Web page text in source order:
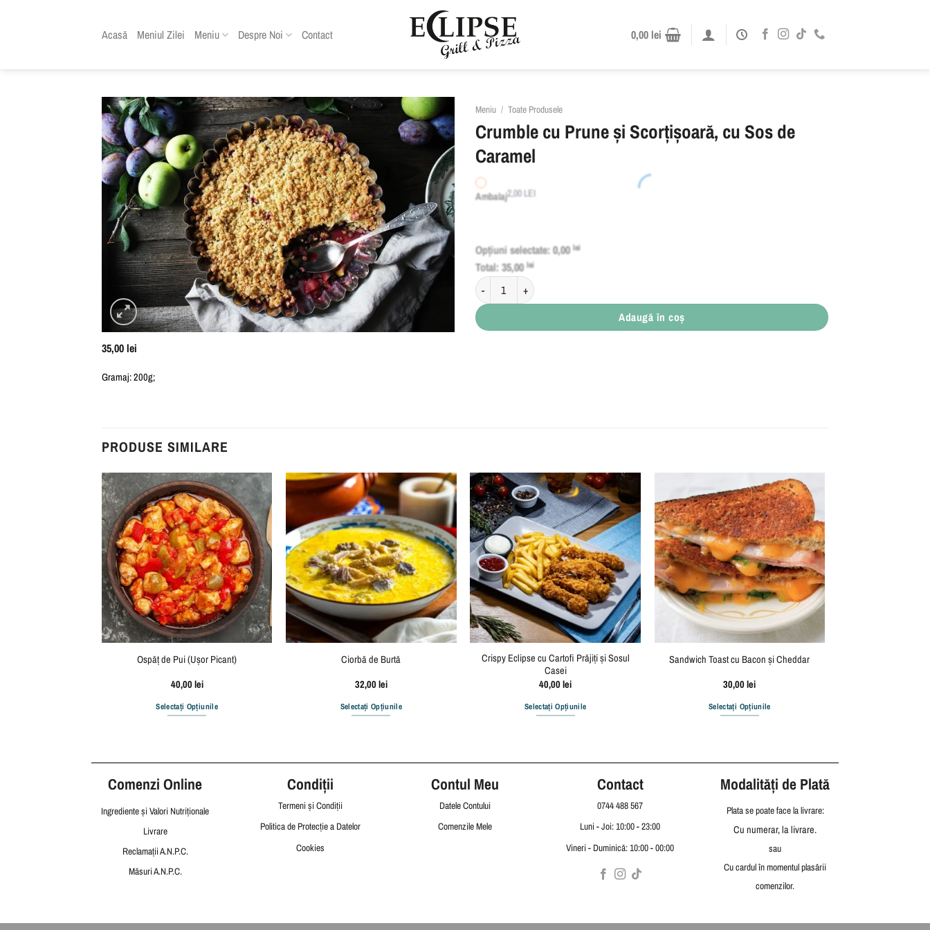
Acasă Meniul Zilei Meniu Despre Noi Contact 0,00 lei
35,00lei
Gramaj: 200g;
Meniu / Toate Produsele
Crumble cu Prune și Scorțișoară, cu Sos de
Caramel
Ambalaj2,00LEI
Opțiuni selectate:0,00lei
Total:35,00lei
Cantitate Crumble cu Prune și Scorțișoară, cu Sos de Caramel
Adaugă în coș
PRODUSE SIMILARE
Ospăț de Pui (Ușor Picant)
40,00lei
Selectați Opțiunile
multe
Opțiunile
fi
Ciorbă de Burtă
32,00lei
Selectați Opțiunile
Crispy Eclipse cu Cartofi Prăjiți și Sosul
Casei
40,00lei
Selectați Opțiunile
Sandwich Toast cu Bacon și Cheddar
30,00lei
Selectați Opțiunile
Comenzi Online
Ingrediente și Valori Nutriționale
Livrare
ReclamațiiA.N.P.C.
Măsuri A.N.P.C.
Condiții
Termeni și Condiții
Politica de Protecție a Datelor
Cookies
Contul Meu
Datele Contului
Comenzile Mele
Contact
0744 488 567
Luni - Joi: 10:00 - 23:00
Vineri - Duminică: 10:00 - 00:00
Modalități de Plată
Plata se poate face la livrare:
Cu numerar, la livrare.
sau
Cu cardul în momentul plasării
comenzilor.